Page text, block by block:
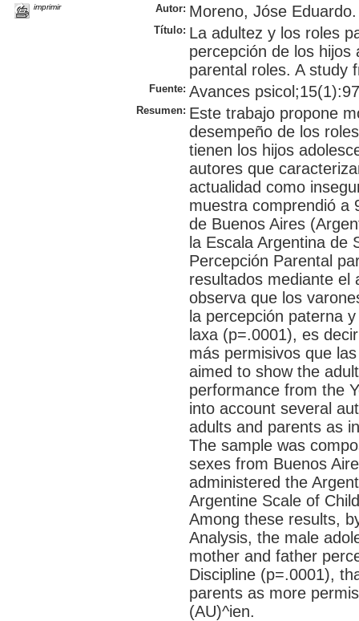
imprimir Autor: Moreno, Jóse Eduardo.
Título: La adultez y los roles
percepción de los hijos
parental roles. A study
Fuente: Avances
Resumen: Este trabajo propone
desempeño de los
tienen los hijos
autores que
actualidad como
muestra comprendió a
de Buenos Aires
la Escala Argentina de
Percepción Parental
resultados mediante el
observa que los
la percepción paterna
laxa (p=.0001), es
más permisivos que
aimed to show the
performance from the
into account several
adults and parents as
The sample was
sexes from Buenos
administered the
Argentine Scale of
Among these results,
Analysis, the male
mother and father
Discipline (p=.0001),
parents as more
(AU)^ien.